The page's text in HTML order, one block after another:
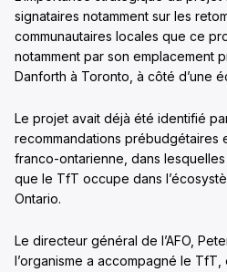
signataires notamment sur les
communautaires locales que ce
notamment par son emplacement
Danforth à Toronto, à côté d’une
Le projet avait déjà été identifié par
recommandations prébudgétaires
franco-ontarienne, dans
que le TfT occupe dans
Ontario.
Le directeur général de l’AFO,
l’organisme a accompagné le